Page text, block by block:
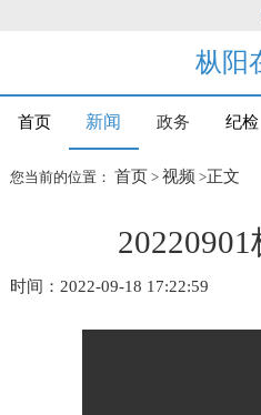
枞阳
首页 新闻 政务 纪检
您当前的位置： 首页 > 视频 >正文
时间：2022-09-18 17:22:59